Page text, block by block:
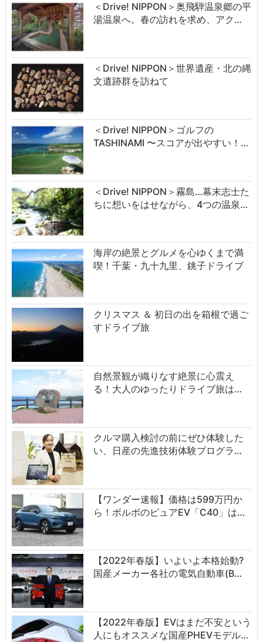
＜Drive! NIPPON＞奥飛騨温泉郷の平
湯温泉へ。春の訪れを求め、アク…
＜Drive! NIPPON＞世界遺産・北の縄
文遺跡群を訪ねて
＜Drive! NIPPON＞ゴルフの
TASHINAMI 〜スコアが出やすい！…
＜Drive! NIPPON＞霧島…幕末志士た
ちに想いをはせながら、4つの温泉…
海岸の絶景とグルメを心ゆくまで満
喫！千葉・九十九里、銚子ドライブ
クリスマス ＆ 初日の出を箱根で過ご
すドライブ旅
自然景観が織りなす絶景に心震え
る！大人のゆったりドライブ旅は…
クルマ購入検討の前にぜひ体験した
い、日産の先進技術体験プログラ…
【ワンダー速報】価格は599万円か
ら！ボルボのピュアEV「C40」は…
【2022年春版】いよいよ本格始動?
国産メーカー各社の電気自動車(B…
【2022年春版】EVはまだ不安という
人にもオススメな国産PHEVモデル…